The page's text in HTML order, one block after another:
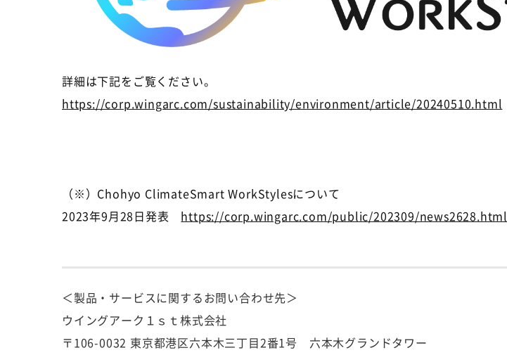
詳細は下記をご覧ください。
https://corp.wingarc.com/sustainability/environment/article/20240510.html
（※） Chohyo ClimateSmart WorkStylesについて
2023年9月28日発表 https://corp.wingarc.com/public/202309/news2628.html
＜製品・サービスに関するお問い合わせ先＞
ウイングアーク１ｓｔ株式会社
〒106-0032 東京都港区六本木三丁目2番1号 六本木グランドタワー